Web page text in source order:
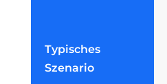
Typisches
Szenario